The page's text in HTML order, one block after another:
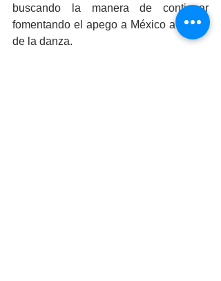
buscando la manera de continuar
fomentando el apego a México a través
de la danza.